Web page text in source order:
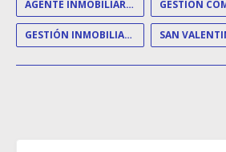
AGENTE INMOBILIARIO GESTIÓN
GESTIÓN INMOBILIARIA SAN